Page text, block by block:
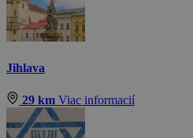
Jihlava
29 km Viac informacií